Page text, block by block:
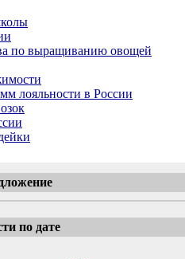
по выращиванию овощей
лояльности в России
по дате